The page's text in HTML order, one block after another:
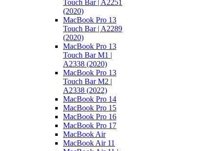
Touch Bar | A2251
(2020)
MacBook Pro 13
Touch Bar | A2289
(2020)
MacBook Pro 13
Touch Bar M1 |
A2338 (2020)
MacBook Pro 13
Touch Bar M2 |
A2338 (2022)
MacBook Pro 14
MacBook Pro 15
MacBook Pro 16
MacBook Pro 17
MacBook Air
MacBook Air 11